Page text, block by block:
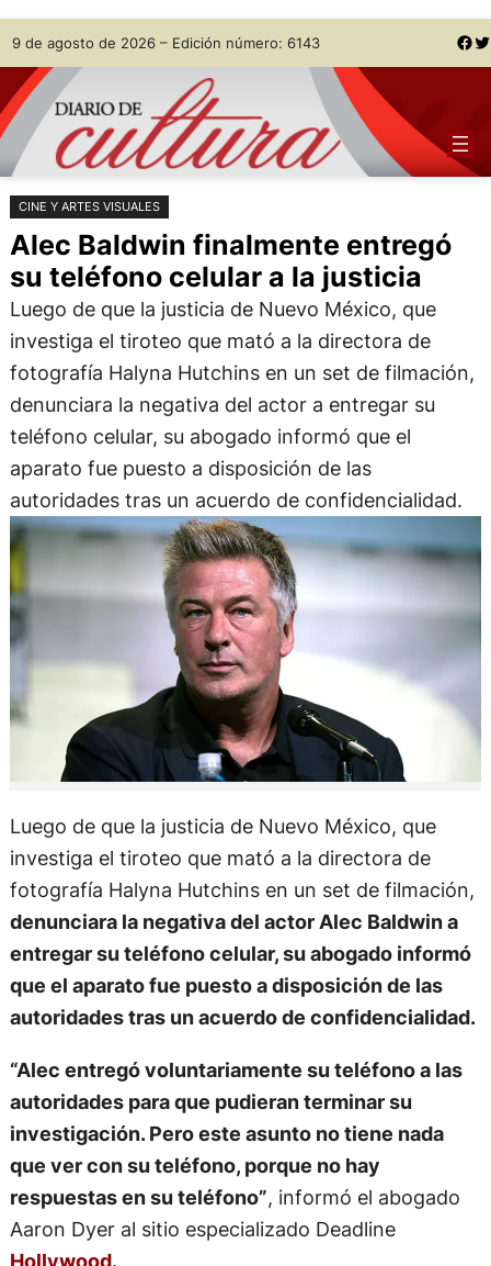
Saltar
al
contenido
Skip
to
content
9 de agosto de 2026 – Edición número: 6143 Facebook Twitter
CINE Y ARTES VISUALES
Alec Baldwin finalmente entregó
su teléfono celular a la justicia
Luego de que la justicia de Nuevo México, que
investiga el tiroteo que mató a la directora de
fotografía Halyna Hutchins en un set de filmación,
denunciara la negativa del actor a entregar su
teléfono celular, su abogado informó que el
aparato fue puesto a disposición de las
autoridades tras un acuerdo de confidencialidad.
Luego de que la justicia de Nuevo México, que
investiga el tiroteo que mató a la directora de
fotografía Halyna Hutchins en un set de filmación,
denunciara la negativa del actor Alec Baldwin a
entregar su teléfono celular, su abogado informó
que el aparato fue puesto a disposición de las
autoridades tras un acuerdo de confidencialidad.
“Alec entregó voluntariamente su teléfono a las
autoridades para que pudieran terminar su
investigación. Pero este asunto no tiene nada
que ver con su teléfono, porque no hay
respuestas en su teléfono”, informó el abogado
Aaron Dyer al sitio especializado Deadline
Hollywood.